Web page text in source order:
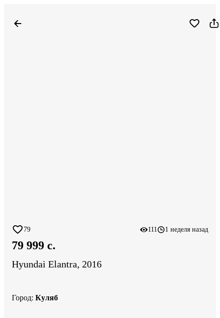
79 111 1 неделя назад
79 999 c.
Hyundai Elantra, 2016
Город: Куляб